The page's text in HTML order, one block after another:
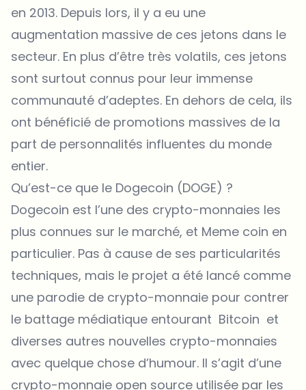
en 2013. Depuis lors, il y a eu une
augmentation massive de ces jetons dans le
secteur. En plus d’être très volatils, ces jetons
sont surtout connus pour leur immense
communauté d’adeptes. En dehors de cela, ils
ont bénéficié de promotions massives de la
part de personnalités influentes du monde
entier.
Qu’est-ce que le Dogecoin (DOGE) ?
Dogecoin est l’une des crypto-monnaies les
plus connues sur le marché, et Meme coin en
particulier. Pas à cause de ses particularités
techniques, mais le projet a été lancé comme
une parodie de crypto-monnaie pour contrer
le battage médiatique entourant Bitcoin et
diverses autres nouvelles crypto-monnaies
avec quelque chose d’humour. Il s’agit d’une
crypto-monnaie open source utilisée par les